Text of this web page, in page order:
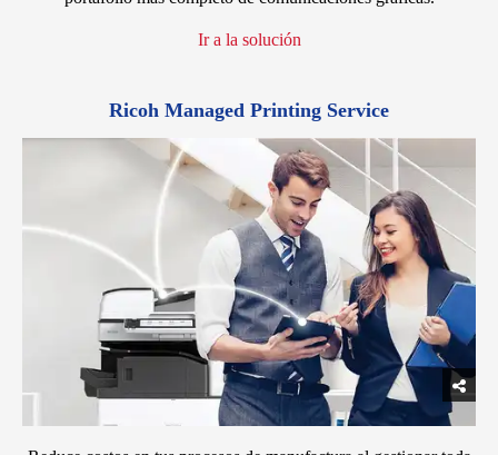
Ir a la solución
Ricoh Managed Printing Service